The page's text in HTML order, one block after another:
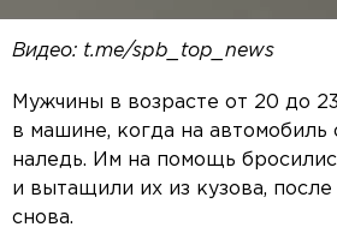
Видео: t.me/spb_top_news
Мужчины в возрасте от 20 до
в машине, когда на автомобиль
наледь. Им на помощь
и вытащили их из кузова, после
снова.